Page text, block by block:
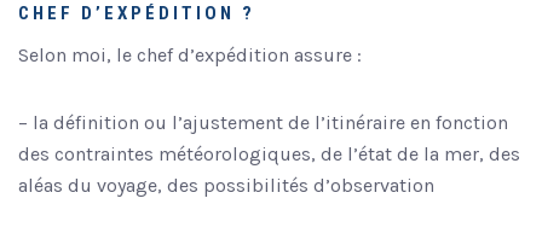
CHEF D’EXPÉDITION ?
Selon moi, le chef d’expédition assure :
– la définition ou l’ajustement de l’itinéraire en fonction
des contraintes météorologiques, de l’état de la mer, des
aléas du voyage, des possibilités d’observation